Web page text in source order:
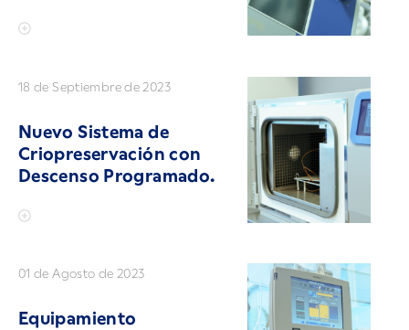
18 de Septiembre de 2023
Nuevo Sistema de
Criopreservación con
Descenso Programado.
01 de Agosto de 2023
Equipamiento